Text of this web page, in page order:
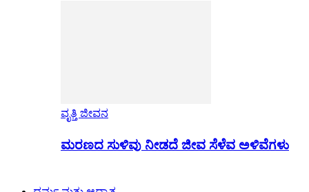
ವೃತ್ತಿ ಜೀವನ
ಮರಣದ ಸುಳಿವು ನೀಡದೆ ಜೀವ ಸೆಳೆವ ಅಳಿವೆಗಳು